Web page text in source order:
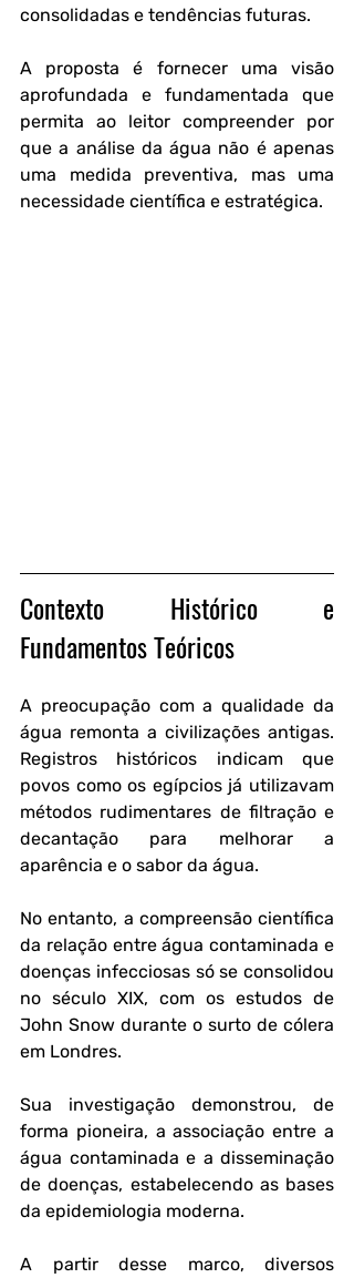
consolidadas e tendências futuras.
A proposta é fornecer uma visão
aprofundada e fundamentada que
permita ao leitor compreender por
que a análise da água não é apenas
uma medida preventiva, mas uma
necessidade científica e estratégica.
Contexto Histórico e
Fundamentos Teóricos
A preocupação com a qualidade da
água remonta a civilizações antigas.
Registros históricos indicam que
povos como os egípcios já utilizavam
métodos rudimentares de filtração e
decantação para melhorar a
aparência e o sabor da água.
No entanto, a compreensão científica
da relação entre água contaminada e
doenças infecciosas só se consolidou
no século XIX, com os estudos de
John Snow durante o surto de cólera
em Londres.
Sua investigação demonstrou, de
forma pioneira, a associação entre a
água contaminada e a disseminação
de doenças, estabelecendo as bases
da epidemiologia moderna.
A partir desse marco, diversos